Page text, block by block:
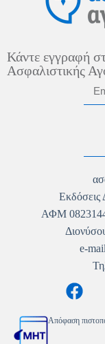
Κάντε εγγραφή
Ασφαλιστικής
ΑΦΜ
e-
Απόφαση